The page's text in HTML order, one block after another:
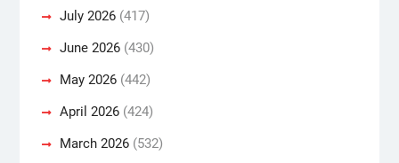
July 2026(417)
June 2026(430)
May 2026(442)
April 2026(424)
March 2026(532)